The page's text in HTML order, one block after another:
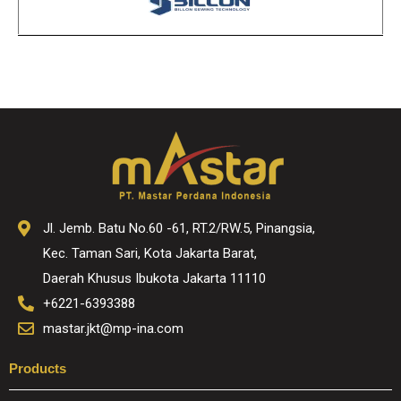
Jl. Jemb. Batu No.60 -61, RT.2/RW.5, Pinangsia,
Kec. Taman Sari, Kota Jakarta Barat,
Daerah Khusus Ibukota Jakarta 11110
+6221-6393388
mastar.jkt@mp-ina.com
Products